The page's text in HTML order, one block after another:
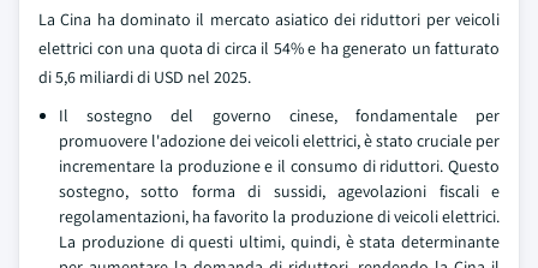
La Cina ha dominato il mercato asiatico dei riduttori per veicoli
elettrici con una quota di circa il 54% e ha generato un fatturato
di 5,6 miliardi di USD nel 2025.
Il sostegno del governo cinese, fondamentale per
promuovere l'adozione dei veicoli elettrici, è stato cruciale per
incrementare la produzione e il consumo di riduttori. Questo
sostegno, sotto forma di sussidi, agevolazioni fiscali e
regolamentazioni, ha favorito la produzione di veicoli elettrici.
La produzione di questi ultimi, quindi, è stata determinante